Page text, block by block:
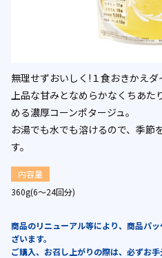
無理せずおいしく!１食おきかえダ
上品な甘みとなめらかなくちあた
める濃厚コーンポタージュ。
お湯でも水でも溶けるので、季節
す。
内容量
360g(6～24回分)
商品のリニューアル等により、商品パ
ざいます。
ご購入、お召し上がりの際は、必ずお